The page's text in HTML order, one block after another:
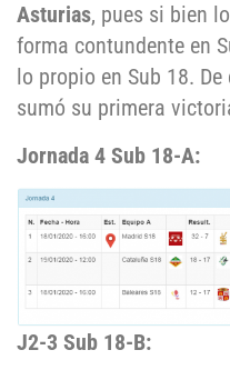
Asturias, pues si bien
forma contundente en
lo propio en Sub 18.
sumó su primera
Jornada 4 Sub 18-A:
J2-3 Sub 18-B: